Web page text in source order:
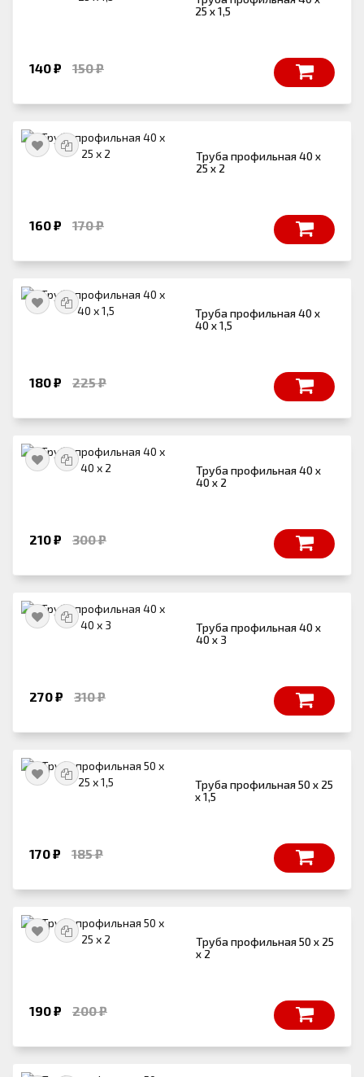
25 х 1,5
140 ₽ 150 ₽
Труба профильная 40 х
25 х 2
160 ₽ 170 ₽
Труба профильная 40 х
40 х 1,5
180 ₽ 225 ₽
Труба профильная 40 х
40 х 2
210 ₽ 300 ₽
Труба профильная 40 х
40 х 3
270 ₽ 310 ₽
Труба профильная 50 х 25
х 1,5
170 ₽ 185 ₽
Труба профильная 50 х 25
х 2
190 ₽ 200 ₽